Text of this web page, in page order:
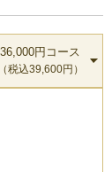
36,000円コース
（税込39,600円）